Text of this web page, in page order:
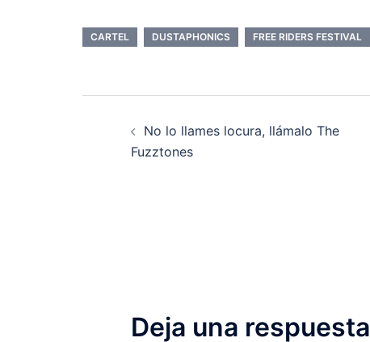
CARTEL DUSTAPHONICS FREE RIDERS FESTIVAL
No lo llames locura, llámalo The
Fuzztones
Deja una respuesta